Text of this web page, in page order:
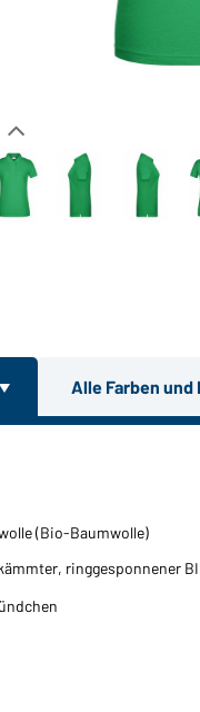
Alle Farben
(Bio-Baumwolle)
ringgesponnener